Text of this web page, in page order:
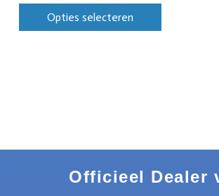
Opties selecteren
Officieel Dealer